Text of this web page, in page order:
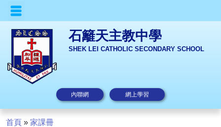
石籬天主教中學
SHEK LEI CATHOLIC SECONDARY SCHOOL
內聯網 網上學習
首頁 » 家課冊